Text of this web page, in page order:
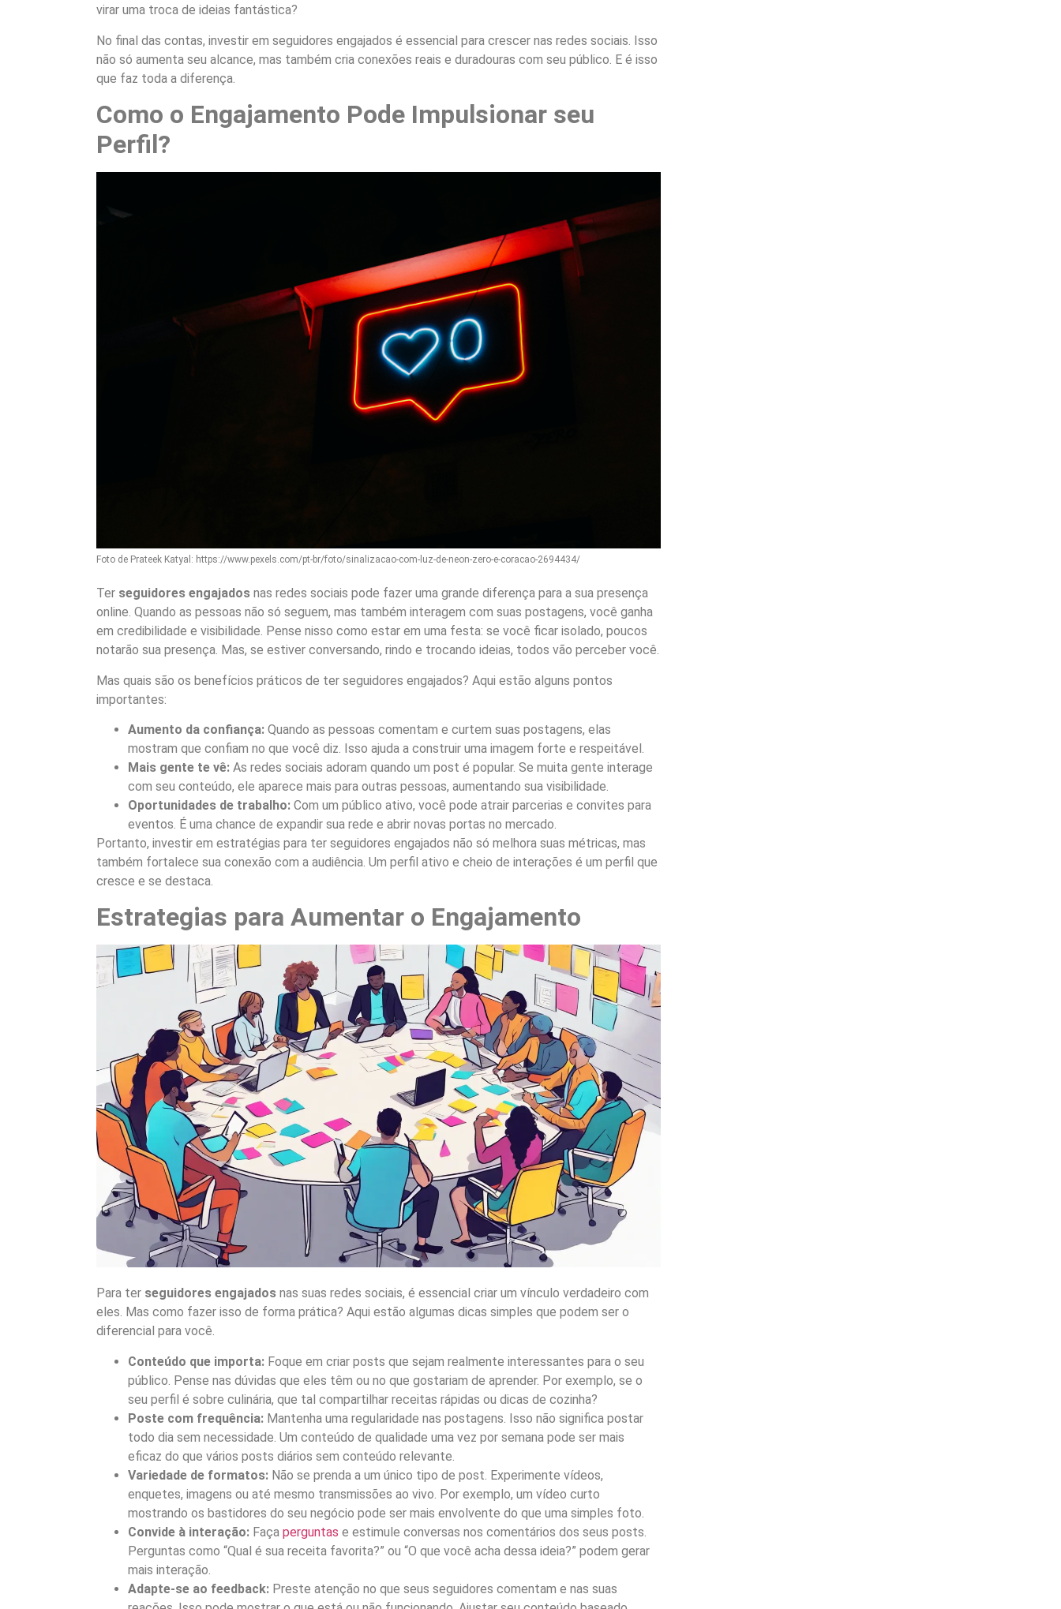
virar uma troca de ideias fantástica?
No final das contas, investir em seguidores engajados é essencial para crescer nas redes sociais. Isso
não só aumenta seu alcance, mas também cria conexões reais e duradouras com seu público. E é isso
que faz toda a diferença.
Como o Engajamento Pode Impulsionar seu
Perfil?
Foto de Prateek Katyal: https://www.pexels.com/pt-br/foto/sinalizacao-com-luz-de-neon-zero-e-coracao-2694434/
Ter seguidores engajados nas redes sociais pode fazer uma grande diferença para a sua presença
online. Quando as pessoas não só seguem, mas também interagem com suas postagens, você ganha
em credibilidade e visibilidade. Pense nisso como estar em uma festa: se você ficar isolado, poucos
notarão sua presença. Mas, se estiver conversando, rindo e trocando ideias, todos vão perceber você.
Mas quais são os benefícios práticos de ter seguidores engajados? Aqui estão alguns pontos
importantes:
Aumento da confiança: Quando as pessoas comentam e curtem suas postagens, elas
mostram que confiam no que você diz. Isso ajuda a construir uma imagem forte e respeitável.
Mais gente te vê: As redes sociais adoram quando um post é popular. Se muita gente interage
com seu conteúdo, ele aparece mais para outras pessoas, aumentando sua visibilidade.
Oportunidades de trabalho: Com um público ativo, você pode atrair parcerias e convites para
eventos. É uma chance de expandir sua rede e abrir novas portas no mercado.
Portanto, investir em estratégias para ter seguidores engajados não só melhora suas métricas, mas
também fortalece sua conexão com a audiência. Um perfil ativo e cheio de interações é um perfil que
cresce e se destaca.
Estrategias para Aumentar o Engajamento
Para ter seguidores engajados nas suas redes sociais, é essencial criar um vínculo verdadeiro com
eles. Mas como fazer isso de forma prática? Aqui estão algumas dicas simples que podem ser o
diferencial para você.
Conteúdo que importa: Foque em criar posts que sejam realmente interessantes para o seu
público. Pense nas dúvidas que eles têm ou no que gostariam de aprender. Por exemplo, se o
seu perfil é sobre culinária, que tal compartilhar receitas rápidas ou dicas de cozinha?
Poste com frequência: Mantenha uma regularidade nas postagens. Isso não significa postar
todo dia sem necessidade. Um conteúdo de qualidade uma vez por semana pode ser mais
eficaz do que vários posts diários sem conteúdo relevante.
Variedade de formatos: Não se prenda a um único tipo de post. Experimente vídeos,
enquetes, imagens ou até mesmo transmissões ao vivo. Por exemplo, um vídeo curto
mostrando os bastidores do seu negócio pode ser mais envolvente do que uma simples foto.
Convide à interação: Faça perguntas e estimule conversas nos comentários dos seus posts.
Perguntas como “Qual é sua receita favorita?” ou “O que você acha dessa ideia?” podem gerar
mais interação.
Adapte-se ao feedback: Preste atenção no que seus seguidores comentam e nas suas